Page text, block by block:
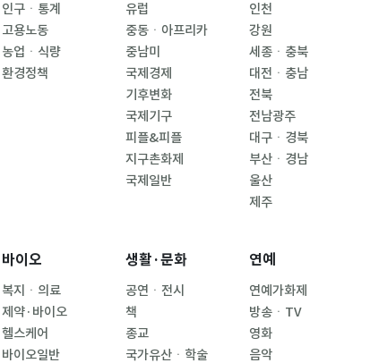
인구ㆍ통계
고용노동
농업ㆍ식량
환경정책
유럽
중동ㆍ아프리카
중남미
국제경제
기후변화
국제기구
피플&피플
지구촌화제
국제일반
인천
강원
세종ㆍ충북
대전ㆍ충남
전북
전남광주
대구ㆍ경북
부산ㆍ경남
울산
제주
바이오
복지ㆍ의료
제약·바이오
헬스케어
바이오일반
생활·문화
공연ㆍ전시
책
종교
국가유산ㆍ학술
연예
연예가화제
방송ㆍTV
영화
음악